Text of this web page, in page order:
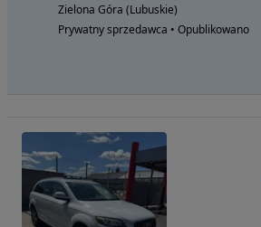
Zielona Góra (Lubuskie)
Prywatny sprzedawca • Opublikowano